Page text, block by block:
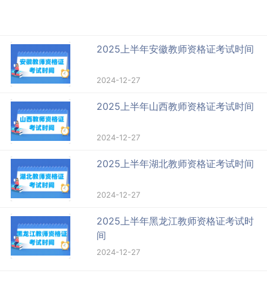
2025上半年安徽教师资格证考试时间
2024-12-27
2025上半年山西教师资格证考试时间
2024-12-27
2025上半年湖北教师资格证考试时间
2024-12-27
2025上半年黑龙江教师资格证考试时
间
2024-12-27